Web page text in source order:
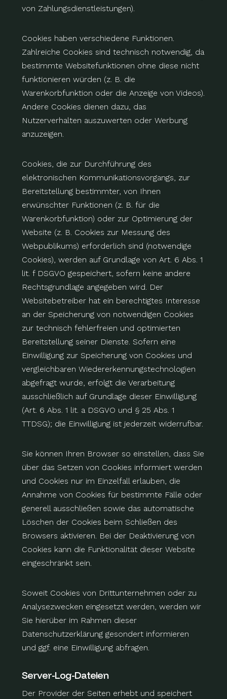
von Zahlungsdienstleistungen).
Cookies haben verschiedene Funktionen.
Zahlreiche Cookies sind technisch notwendig, da
bestimmte Websitefunktionen ohne diese nicht
funktionieren würden (z. B. die
Warenkorbfunktion oder die Anzeige von Videos).
Andere Cookies dienen dazu, das
Nutzerverhalten auszuwerten oder Werbung
anzuzeigen.
Cookies, die zur Durchführung des
elektronischen Kommunikationsvorgangs, zur
Bereitstellung bestimmter, von Ihnen
erwünschter Funktionen (z. B. für die
Warenkorbfunktion) oder zur Optimierung der
Website (z. B. Cookies zur Messung des
Webpublikums) erforderlich sind (notwendige
Cookies), werden auf Grundlage von Art. 6 Abs. 1
lit. f DSGVO gespeichert, sofern keine andere
Rechtsgrundlage angegeben wird. Der
Websitebetreiber hat ein berechtigtes Interesse
an der Speicherung von notwendigen Cookies
zur technisch fehlerfreien und optimierten
Bereitstellung seiner Dienste. Sofern eine
Einwilligung zur Speicherung von Cookies und
vergleichbaren Wiedererkennungstechnologien
abgefragt wurde, erfolgt die Verarbeitung
ausschließlich auf Grundlage dieser Einwilligung
(Art. 6 Abs. 1 lit. a DSGVO und § 25 Abs. 1
TTDSG); die Einwilligung ist jederzeit widerrufbar.
Sie können Ihren Browser so einstellen, dass Sie
über das Setzen von Cookies informiert werden
und Cookies nur im Einzelfall erlauben, die
Annahme von Cookies für bestimmte Fälle oder
generell ausschließen sowie das automatische
Löschen der Cookies beim Schließen des
Browsers aktivieren. Bei der Deaktivierung von
Cookies kann die Funktionalität dieser Website
eingeschränkt sein.
Soweit Cookies von Drittunternehmen oder zu
Analysezwecken eingesetzt werden, werden wir
Sie hierüber im Rahmen dieser
Datenschutzerklärung gesondert informieren
und ggf. eine Einwilligung abfragen.
Server-Log-Dateien
Der Provider der Seiten erhebt und speichert